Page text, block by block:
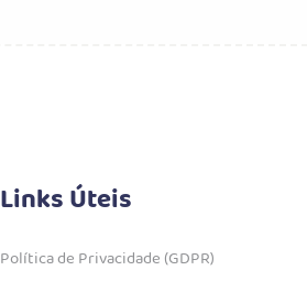
Links Úteis
Política de Privacidade (GDPR)